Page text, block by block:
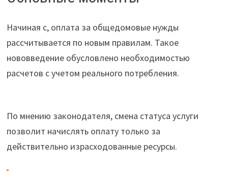
Начиная с, оплата за общедомовые нужды
рассчитывается по новым правилам. Такое
нововведение обусловлено необходимостью
расчетов с учетом реального потребления.
По мнению законодателя, смена статуса услуги
позволит начислять оплату только за
действительно израсходованные ресурсы.